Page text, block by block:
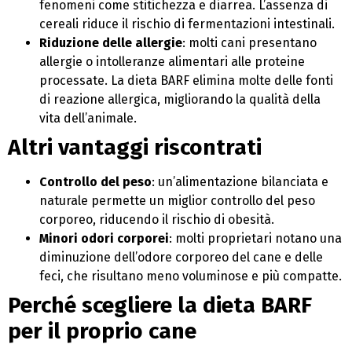
fenomeni come stitichezza e diarrea. L’assenza di
cereali riduce il rischio di fermentazioni intestinali.
Riduzione delle allergie: molti cani presentano
allergie o intolleranze alimentari alle proteine
processate. La dieta BARF elimina molte delle fonti
di reazione allergica, migliorando la qualità della
vita dell’animale.
Altri vantaggi riscontrati
Controllo del peso: un’alimentazione bilanciata e
naturale permette un miglior controllo del peso
corporeo, riducendo il rischio di obesità.
Minori odori corporei: molti proprietari notano una
diminuzione dell’odore corporeo del cane e delle
feci, che risultano meno voluminose e più compatte.
Perché scegliere la dieta BARF
per il proprio cane